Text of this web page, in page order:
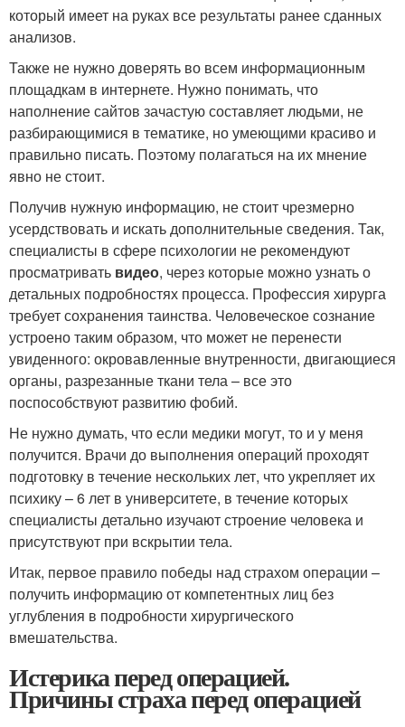
который имеет на руках все результаты ранее сданных
анализов.
Также не нужно доверять во всем информационным
площадкам в интернете. Нужно понимать, что
наполнение сайтов зачастую составляет людьми, не
разбирающимися в тематике, но умеющими красиво и
правильно писать. Поэтому полагаться на их мнение
явно не стоит.
Получив нужную информацию, не стоит чрезмерно
усердствовать и искать дополнительные сведения. Так,
специалисты в сфере психологии не рекомендуют
просматривать видео, через которые можно узнать о
детальных подробностях процесса. Профессия хирурга
требует сохранения таинства. Человеческое сознание
устроено таким образом, что может не перенести
увиденного: окровавленные внутренности, двигающиеся
органы, разрезанные ткани тела – все это
поспособствуют развитию фобий.
Не нужно думать, что если медики могут, то и у меня
получится. Врачи до выполнения операций проходят
подготовку в течение нескольких лет, что укрепляет их
психику – 6 лет в университете, в течение которых
специалисты детально изучают строение человека и
присутствуют при вскрытии тела.
Итак, первое правило победы над страхом операции –
получить информацию от компетентных лиц без
углубления в подробности хирургического
вмешательства.
Истерика перед операцией.
Причины страха перед операцией